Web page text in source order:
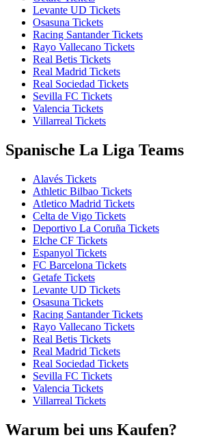
Levante UD Tickets
Osasuna Tickets
Racing Santander Tickets
Rayo Vallecano Tickets
Real Betis Tickets
Real Madrid Tickets
Real Sociedad Tickets
Sevilla FC Tickets
Valencia Tickets
Villarreal Tickets
Spanische La Liga Teams
Alavés Tickets
Athletic Bilbao Tickets
Atletico Madrid Tickets
Celta de Vigo Tickets
Deportivo La Coruña Tickets
Elche CF Tickets
Espanyol Tickets
FC Barcelona Tickets
Getafe Tickets
Levante UD Tickets
Osasuna Tickets
Racing Santander Tickets
Rayo Vallecano Tickets
Real Betis Tickets
Real Madrid Tickets
Real Sociedad Tickets
Sevilla FC Tickets
Valencia Tickets
Villarreal Tickets
Warum bei uns Kaufen?